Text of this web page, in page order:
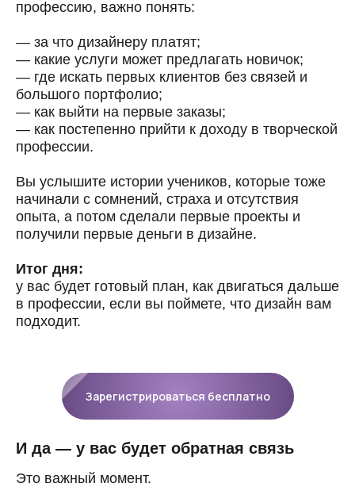
профессию, важно понять:
— за что дизайнеру платят;
— какие услуги может предлагать новичок;
— где искать первых клиентов без связей и
большого портфолио;
— как выйти на первые заказы;
— как постепенно прийти к доходу в творческой
профессии.
Вы услышите истории учеников, которые тоже
начинали с сомнений, страха и отсутствия
опыта, а потом сделали первые проекты и
получили первые деньги в дизайне.
Итог дня:
у вас будет готовый план, как двигаться дальше
в профессии, если вы поймете, что дизайн вам
подходит.
Зарегистрироваться бесплатно
И да — у вас будет обратная связь
Это важный момент.